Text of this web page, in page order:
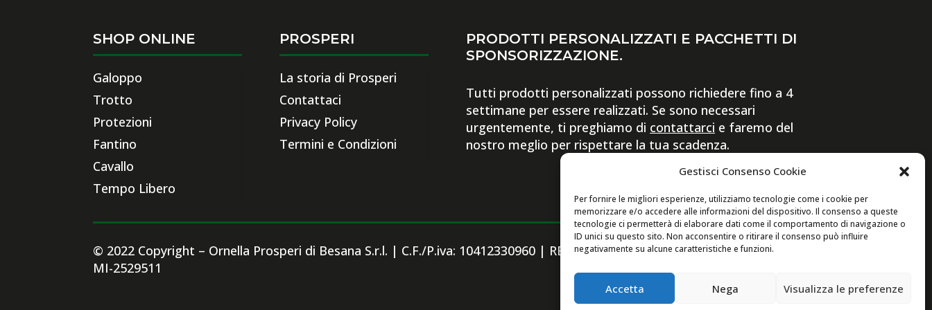
Gestisci Consenso Cookie
Per fornire le migliori esperienze, utilizziamo tecnologie come i cookie per
memorizzare e/o accedere alle informazioni del dispositivo. Il consenso a queste
tecnologie ci permetterà di elaborare dati come il comportamento di navigazione o
ID unici su questo sito. Non acconsentire o ritirare il consenso può influire
negativamente su alcune caratteristiche e funzioni.
Accetta Nega Visualizza le preferenze
SHOP ONLINE
Galoppo
Trotto
Protezioni
Fantino
Cavallo
Tempo Libero
PROSPERI
La storia di Prosperi
Contattaci
Privacy Policy
Termini e Condizioni
PRODOTTI PERSONALIZZATI E PACCHETTI DI
SPONSORIZZAZIONE.
Tutti prodotti personalizzati possono richiedere fino a 4
settimane per essere realizzati. Se sono necessari
urgentemente, ti preghiamo di contattarci e faremo del
nostro meglio per rispettare la tua scadenza.
© 2022 Copyright – Ornella Prosperi di Besana S.r.l. | C.F./P.iva: 10412330960 | REA:
MI-2529511
Digital eCommerce by Ophelia S.r.l.